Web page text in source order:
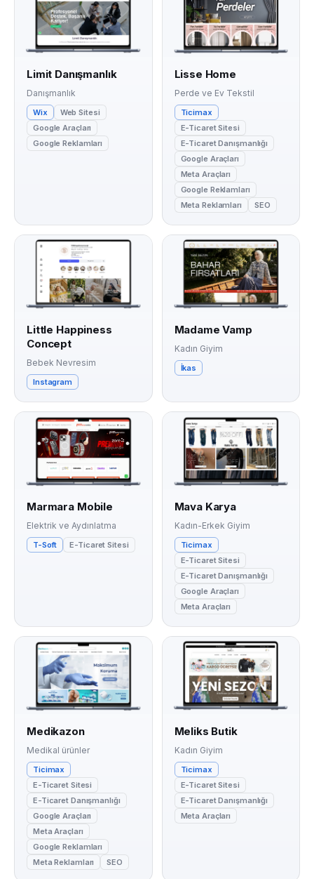
Limit Danışmanlık
Danışmanlık
Wix
Web Sitesi
Google Araçları
Google Reklamları
Lisse Home
Perde ve Ev Tekstil
Ticimax
E-Ticaret Sitesi
E-Ticaret Danışmanlığı
Google Araçları
Meta Araçları
Google Reklamları
Meta Reklamları
SEO
Little Happiness
Concept
Bebek Nevresim
Instagram
Madame Vamp
Kadın Giyim
İkas
Marmara Mobile
Elektrik ve Aydınlatma
T-Soft E-Ticaret Sitesi
Mava Karya
Kadın-Erkek Giyim
Ticimax
E-Ticaret Sitesi
E-Ticaret Danışmanlığı
Google Araçları
Meta Araçları
Medikazon
Medikal ürünler
Ticimax
E-Ticaret Sitesi
E-Ticaret Danışmanlığı
Google Araçları
Meta Araçları
Google Reklamları
Meta Reklamları
SEO
Meliks Butik
Kadın Giyim
Ticimax
E-Ticaret Sitesi
E-Ticaret Danışmanlığı
Meta Araçları